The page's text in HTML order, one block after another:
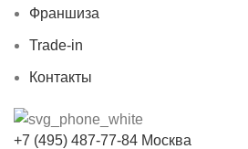
Франшиза
Trade-in
Контакты
+7 (495) 487-77-84 Москва